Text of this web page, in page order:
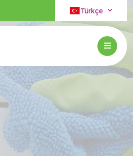
Türkçe